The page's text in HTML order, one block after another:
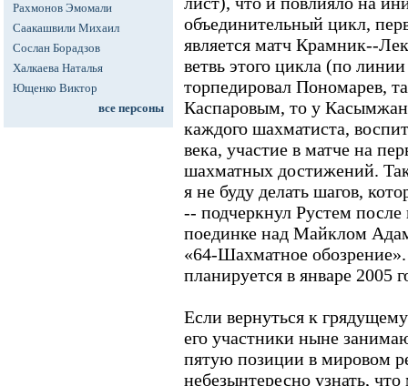
Рахмонов Эмомали
Саакашвили Михаил
Сослан Борадзов
Халкаева Наталья
Ющенко Виктор
все персоны
объединительный цикл,
является матч Крамник--
ветвь этого цикла (по
торпедировал Пономарев,
Каспаровым, то у
каждого шахматиста,
века, участие в матче на
шахматных достижений.
я не буду делать шагов,
-- подчеркнул Рустем
поединке над Майклом
«64-Шахматное
планируется в январе 2005
Если вернуться к
его участники ныне
пятую позиции в мировом
небезынтересно узнать,